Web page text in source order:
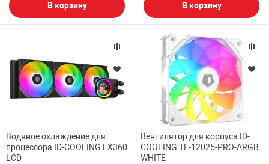
В корзину В корзину
Водяное охлаждение для
процессора ID-COOLING FX360
LCD
Вентилятор для корпуса ID-
COOLING TF-12025-PRO-ARGB
WHITE